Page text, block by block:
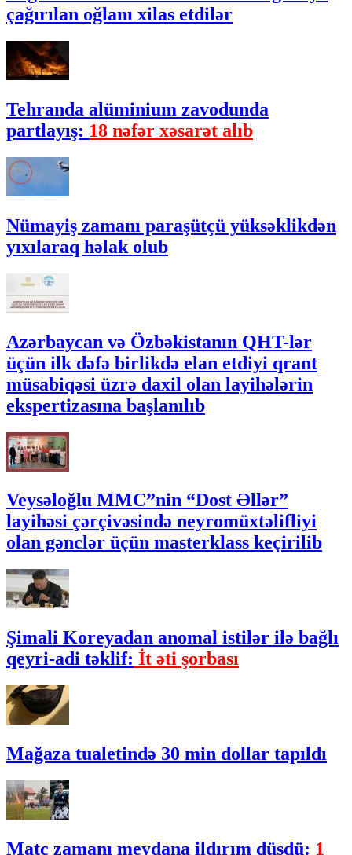
çağırılan oğlanı xilas etdilər
Tehranda alüminium zavodunda
partlayış: 18 nəfər xəsarət alıb
Nümayiş zamanı paraşütçü yüksəklikdən
yıxılaraq həlak olub
Azərbaycan və Özbəkistanın QHT-lər
üçün ilk dəfə birlikdə elan etdiyi qrant
müsabiqəsi üzrə daxil olan layihələrin
ekspertizasına başlanılıb
Veysəloğlu MMC”nin “Dost Əllər”
layihəsi çərçivəsində neyromüxtəlifliyi
olan gənclər üçün masterklass keçirilib
Şimali Koreyadan anomal istilər ilə bağlı
qeyri-adi təklif: İt əti şorbası
Mağaza tualetində 30 min dollar tapıldı
Matç zamanı meydana ildırım düşdü: 1